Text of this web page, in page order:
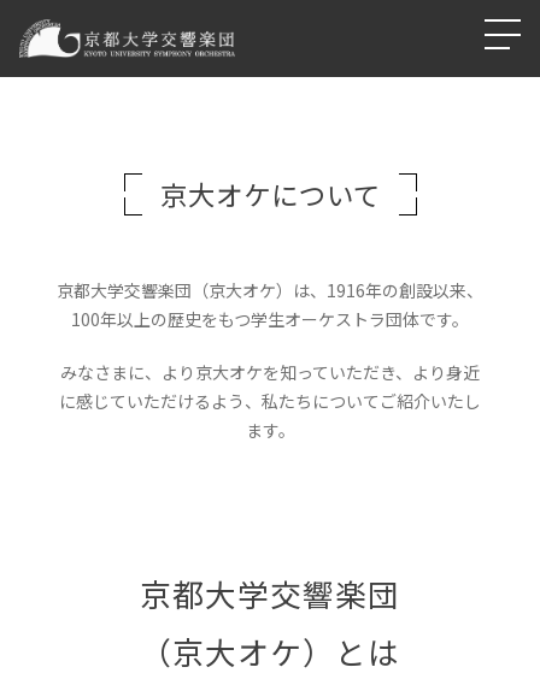
京大オケについて
京都大学交響楽団（京大オケ）は、1916年の創設以来、
100年以上の歴史をもつ学生オーケストラ団体です。
みなさまに、より京大オケを知っていただき、より身近
に感じていただけるよう、私たちについてご紹介いたし
ます。
京都大学交響楽団
（京大オケ）とは